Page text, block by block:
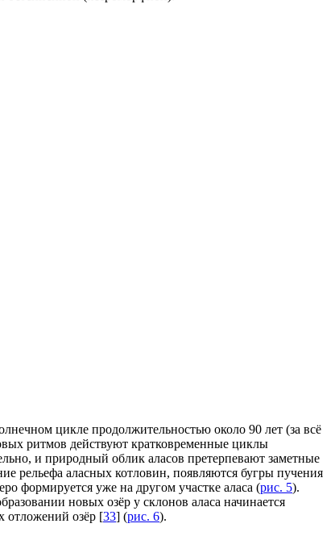
цикле продолжительностью около 90 лет (за всё
ритмов действуют кратковременные циклы
и природный облик аласов претерпевают заметные
рельефа аласных котловин, появляются бугры пучения
формируется уже на другом участке аласа (рис. 5).
новых озёр у склонов аласа начинается
отложений озёр [33] (рис. 6).